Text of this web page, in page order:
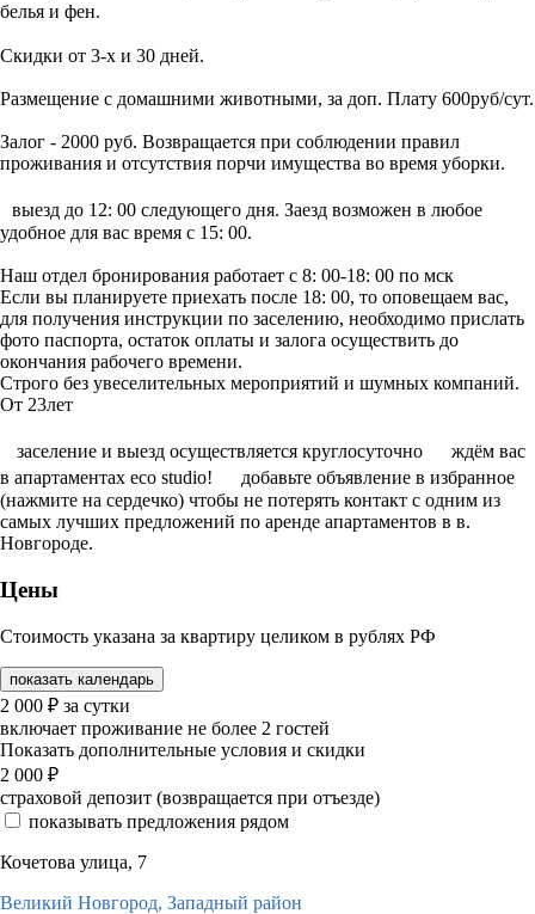
белья и фен.
Скидки от 3-х и 30 дней.
Размещение с домашними животными, за доп. Плату 600руб/сут.
Залог - 2000 руб. Возвращается при соблюдении правил
проживания и отсутствия порчи имущества во время уборки.
выезд до 12: 00 следующего дня. Заезд возможен в любое
удобное для вас время с 15: 00.
Наш отдел бронирования работает с 8: 00-18: 00 по мск
Если вы планируете приехать после 18: 00, то оповещаем вас,
для получения инструкции по заселению, необходимо прислать
фото паспорта, остаток оплаты и залога осуществить до
окончания рабочего времени.
Строго без увеселительных мероприятий и шумных компаний.
От 23лет
заселение и выезд осуществляется круглосуточно ждём вас
в апартаментах eco studio! добавьте объявление в избранное
(нажмите на сердечко) чтобы не потерять контакт с одним из
самых лучших предложений по аренде апартаментов в в.
Новгороде.
Цены
Стоимость указана за квартиру целиком в рублях РФ
показать календарь
2 000 ₽ за сутки
включает проживание не более 2 гостей
Показать дополнительные условия и скидки
2 000 ₽
страховой депозит (возвращается при отъезде)
показывать предложения рядом
Кочетова улица, 7
Великий Новгород, Западный район